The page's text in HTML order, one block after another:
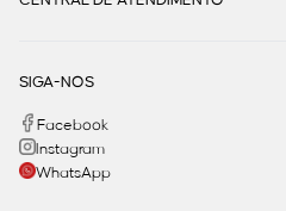
SIGA-NOS
Facebook
Instagram
WhatsApp